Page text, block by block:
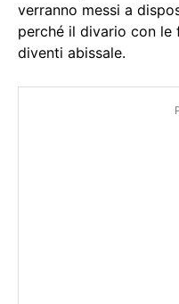
verranno messi a
perché il divario con le
diventi abissale.